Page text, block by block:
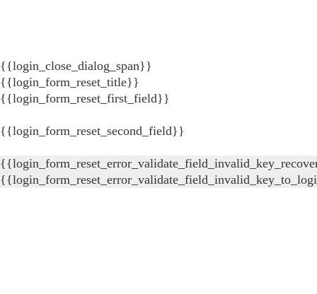
{{login_close_dialog_span}}
{{login_form_reset_title}}
{{login_form_reset_first_field}}
{{login_form_reset_second_field}}